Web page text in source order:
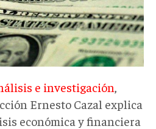
e investigación
Ernesto Cazal explica
económica y financiera